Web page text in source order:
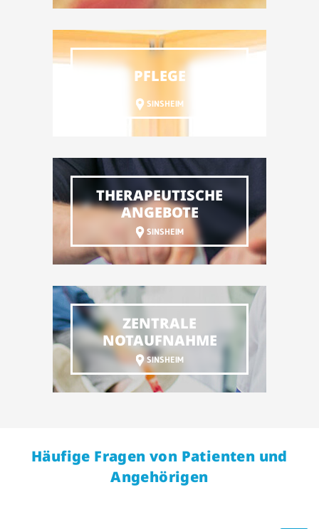
PFLEGE
SINSHEIM
THERAPEUTISCHE
ANGEBOTE
SINSHEIM
ZENTRALE
NOTAUFNAHME
SINSHEIM
Häufige Fragen von Patienten und
Angehörigen